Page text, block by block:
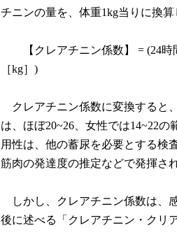
チニンの量を、体重1kg当りに換
【クレアチニン係数】 = (24時
［kg］)
クレアチニン係数に変換すると
は、ほぼ20~26、女性では14~22
用性は、他の蓄尿を必要とする検
筋肉の発達度の推定などで発揮さ
しかし、クレアチニン係数は、
後に述べる「クレアチニン・クリ